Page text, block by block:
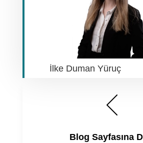
İlke Duman Yüruç
Blog Sayfasına